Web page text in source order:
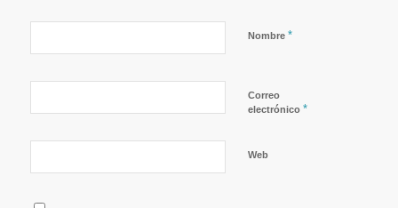
Nombre *
Correo
electrónico *
Web